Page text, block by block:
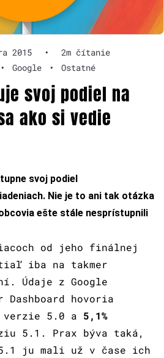
2015 •
2m čítanie
• Google • Ostatné
svoj podiel na
ako si vedie
svoj podiel
Nie je to ani tak otázka
ešte stále nesprístupnili
od jeho finálnej
iba na takmer
Údaje z Google
Dashboard hovoria
verzie 5.0 a 5,1%
5.1. Prax býva taká,
ju mali už v čase ich